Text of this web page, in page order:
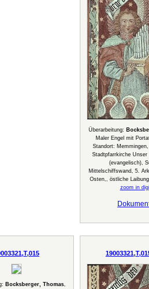
Überarbeitung:
Maler Engel mit
Standort:
Stadtpfarrkirche Unser
(evangelisch),
Mittelschiffswand, 5.
Osten,, östliche
zoom in
Bocksberger, Thomas,